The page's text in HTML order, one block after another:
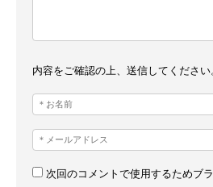
内容をご確認の上、送信してください
次回のコメントで使用するためブ